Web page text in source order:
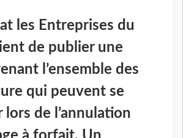
les Entreprises du
de publier une
l’ensemble des
qui peuvent se
lors de l’annulation